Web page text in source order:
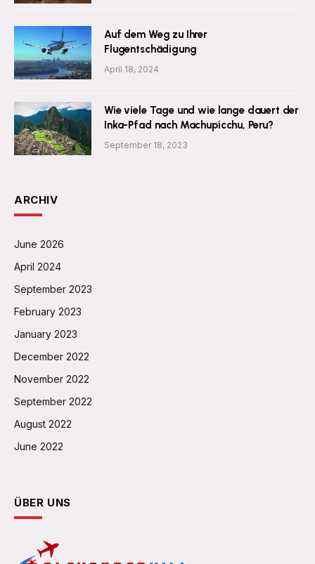
Auf dem Weg zu Ihrer
Flugentschädigung
April 18, 2024
Wie viele Tage und wie lange dauert der
Inka-Pfad nach Machupicchu, Peru?
September 18, 2023
ARCHIV
June 2026
April 2024
September 2023
February 2023
January 2023
December 2022
November 2022
September 2022
August 2022
June 2022
ÜBER UNS